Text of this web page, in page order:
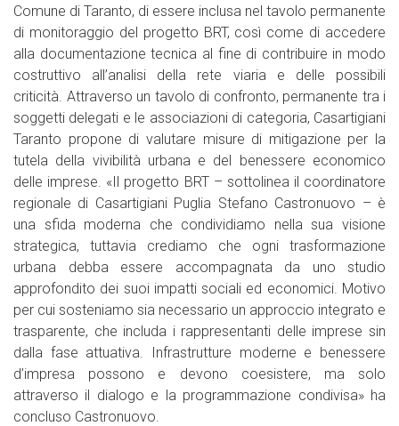
Comune di Taranto, di essere inclusa nel tavolo permanente
di monitoraggio del progetto BRT, così come di accedere
alla documentazione tecnica al fine di contribuire in modo
costruttivo all’analisi della rete viaria e delle possibili
criticità. Attraverso un tavolo di confronto, permanente tra i
soggetti delegati e le associazioni di categoria, Casartigiani
Taranto propone di valutare misure di mitigazione per la
tutela della vivibilità urbana e del benessere economico
delle imprese. «Il progetto BRT – sottolinea il coordinatore
regionale di Casartigiani Puglia Stefano Castronuovo – è
una sfida moderna che condividiamo nella sua visione
strategica, tuttavia crediamo che ogni trasformazione
urbana debba essere accompagnata da uno studio
approfondito dei suoi impatti sociali ed economici. Motivo
per cui sosteniamo sia necessario un approccio integrato e
trasparente, che includa i rappresentanti delle imprese sin
dalla fase attuativa. Infrastrutture moderne e benessere
d’impresa possono e devono coesistere, ma solo
attraverso il dialogo e la programmazione condivisa» ha
concluso Castronuovo.